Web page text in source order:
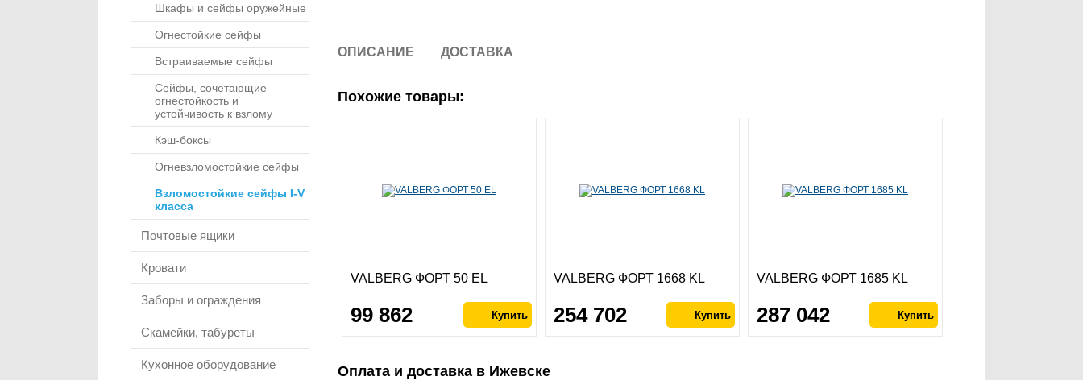
Шкафы и сейфы оружейные
Огнестойкие сейфы
Встраиваемые сейфы
Сейфы, сочетающие
огнестойкость и
устойчивость к взлому
Кэш-боксы
Огневзломостойкие сейфы
Взломостойкие сейфы I-V
класса
Почтовые ящики
Кровати
Заборы и ограждения
Скамейки, табуреты
Кухонное оборудование
ОПИСАНИЕ ДОСТАВКА
Похожие товары:
VALBERG ФОРТ 50 EL
99 862
VALBERG ФОРТ 1668 KL
254 702
VALBERG ФОРТ 1685 KL
287 042
Оплата и доставка в Ижевске